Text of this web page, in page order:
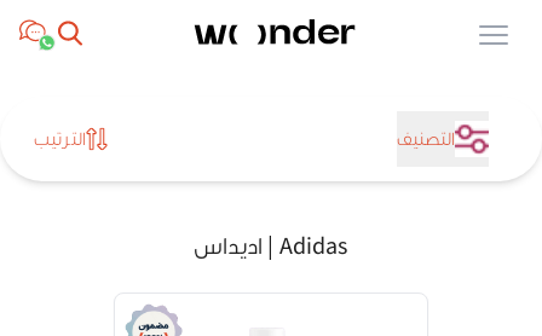
Open menu
التصنيف الترتيب
Adidas | اديداس